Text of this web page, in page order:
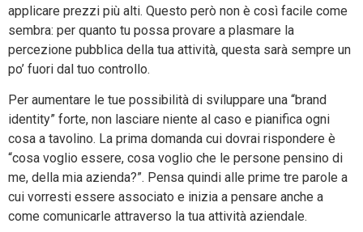
applicare prezzi più alti. Questo però non è così facile come
sembra: per quanto tu possa provare a plasmare la
percezione pubblica della tua attività, questa sarà sempre un
po’ fuori dal tuo controllo.
Per aumentare le tue possibilità di sviluppare una “brand
identity” forte, non lasciare niente al caso e pianifica ogni
cosa a tavolino. La prima domanda cui dovrai rispondere è
“cosa voglio essere, cosa voglio che le persone pensino di
me, della mia azienda?”. Pensa quindi alle prime tre parole a
cui vorresti essere associato e inizia a pensare anche a
come comunicarle attraverso la tua attività aziendale.